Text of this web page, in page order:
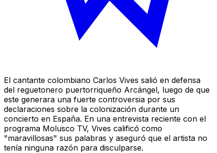
El cantante colombiano Carlos Vives salió en defensa
del reguetonero puertorriqueño Arcángel, luego de que
este generara una fuerte controversia por sus
declaraciones sobre la colonización durante un
concierto en España. En una entrevista reciente con el
programa Molusco TV, Vives calificó como
"maravillosas" sus palabras y aseguró que el artista no
tenía ninguna razón para disculparse.